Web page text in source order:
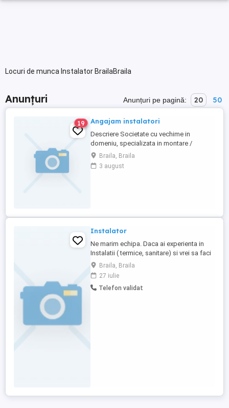
Locuri de munca Instalator BrailaBraila
Anunțuri Anunțuri pe pagină: 20 50
19 Angajam instalatori
Descriere Societate cu vechime in
domeniu, specializata in montare /
demontare / reparatii instalatii (centrale
termice si aer conditionat), angajeaza
INSTALATORI. Permisul de conducere
Braila, Braila
3 august
Instalator
Ne marim echipa. Daca ai experienta in
Instalatii ( termice, sanitare) si vrei sa faci
parte dintr-o echipa de profesionisti , te
asteptam la un interviu. Ce asteptam de la
tine? -Sa fii punctual -Sa dai dovada de
seriozitate si profesionalism -Sa fii
Braila, Braila
27 iulie
Telefon validat